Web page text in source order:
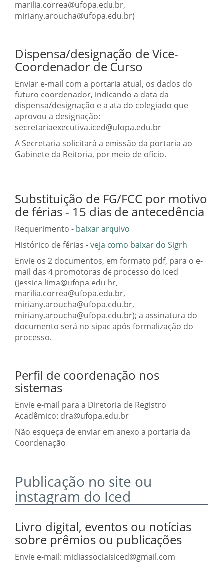
marilia.correa@ufopa.edu.br,
miriany.aroucha@ufopa.edu.br)
Dispensa/designação de Vice-
Coordenador de Curso
Enviar e-mail com a portaria atual, os dados do
futuro coordenador, indicando a data da
dispensa/designação e a ata do colegiado que
aprovou a designação:
secretariaexecutiva.iced@ufopa.edu.br
A Secretaria solicitará a emissão da portaria ao
Gabinete da Reitoria, por meio de ofício.
Substituição de FG/FCC por motivo
de férias - 15 dias de antecedência
Requerimento - baixar arquivo
Histórico de férias -veja como baixar do Sigrh
Envie os 2 documentos, em formato pdf, para o e-
mail das 4 promotoras de processo do Iced
(jessica.lima@ufopa.edu.br,
marilia.correa@ufopa.edu.br,
miriany.aroucha@ufopa.edu.br,
miriany.aroucha@ufopa.edu.br); a assinatura do
documento será no sipac após formalização do
processo.
Perfil de coordenação nos
sistemas
Envie e-mail para a Diretoria de Registro
Acadêmico: dra@ufopa.edu.br
Não esqueça de enviar em anexo a portaria da
Coordenação
Publicação no site ou
instagram do Iced
Livro digital, eventos ou notícias
sobre prêmios ou publicações
Envie e-mail: midiassociaisiced@gmail.com